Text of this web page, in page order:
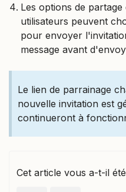
Les options de
utilisateurs peuvent
pour envoyer
message avant
Le lien de parrainage
nouvelle invitation est
continueront à
Cet article vous a-t-il